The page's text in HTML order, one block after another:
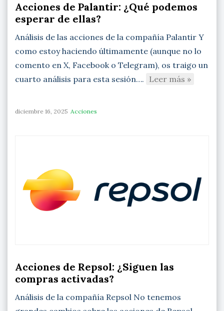
Acciones de Palantir: ¿Qué podemos
esperar de ellas?
Análisis de las acciones de la compañía Palantir Y
como estoy haciendo últimamente (aunque no lo
comento en X, Facebook o Telegram), os traigo un
cuarto análisis para esta sesión…. Leer más »
diciembre 16, 2025 Acciones
Acciones de Repsol: ¿Siguen las
compras activadas?
Análisis de la compañía Repsol No tenemos